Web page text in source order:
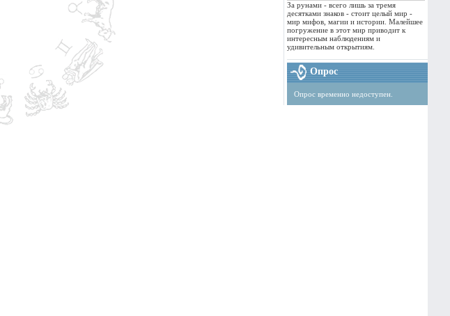
За рунами - всего лишь за тремя
десятками знаков - стоит целый мир -
мир мифов, магии и истории. Малейшее
погружение в этот мир приводит к
интересным наблюдениям и
удивительным открытиям.
Опрос
Опрос временно недоступен.